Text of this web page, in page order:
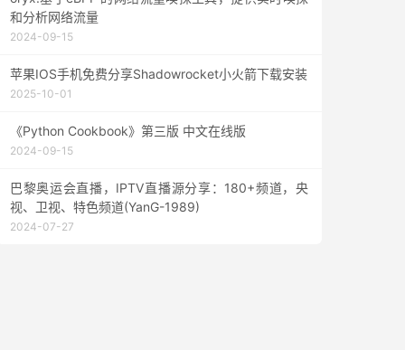
和分析网络流量
2024-09-15
苹果IOS手机免费分享Shadowrocket小火箭下载安装
2025-10-01
《Python Cookbook》第三版 中文在线版
2024-09-15
巴黎奥运会直播，IPTV直播源分享：180+频道，央
视、卫视、特色频道(YanG-1989)
2024-07-27